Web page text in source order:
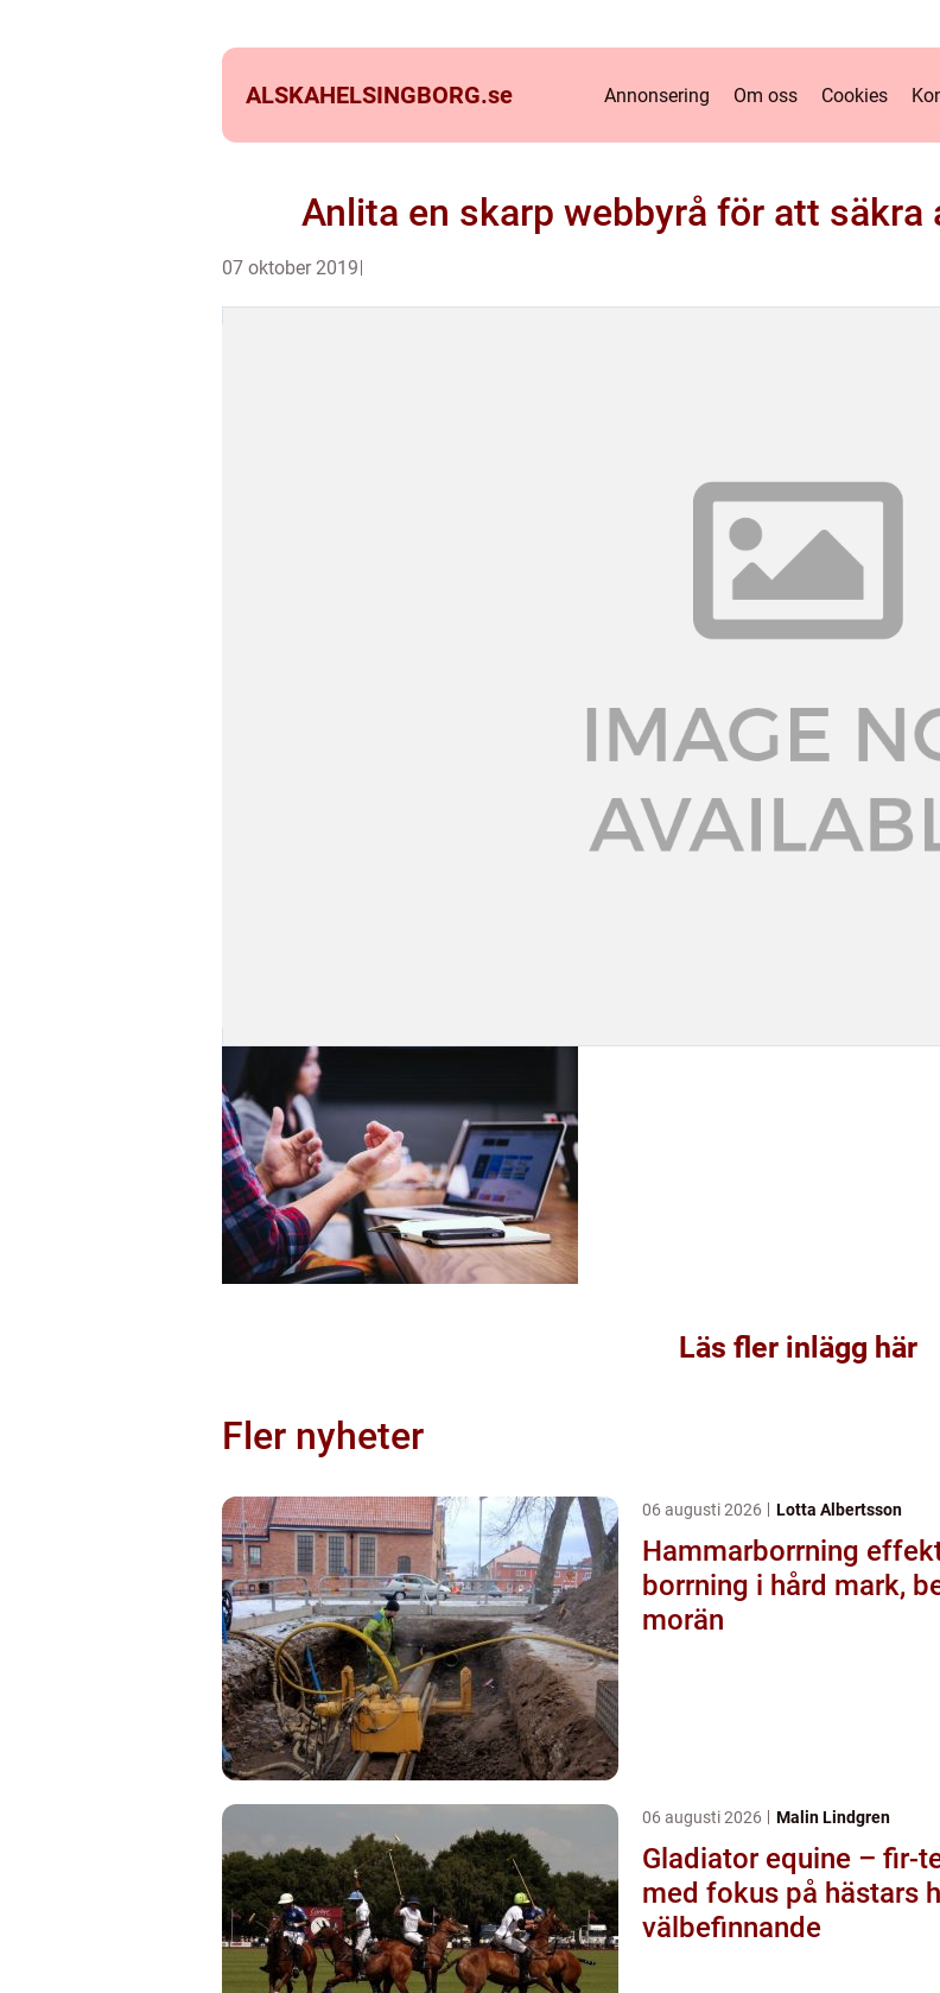
ALSKAHELSINGBORG.se Annonsering Om oss Cookies
Anlita en skarp webbyrå för att säkra
07 oktober 2019
Läs fler inlägg här
Fler nyheter
06 augusti 2026 Lotta Albertsson
Hammarborrning effektiv
borrning i hård mark,
morän
06 augusti 2026 Malin Lindgren
Gladiator equine – fir-
med fokus på hästars
välbefinnande